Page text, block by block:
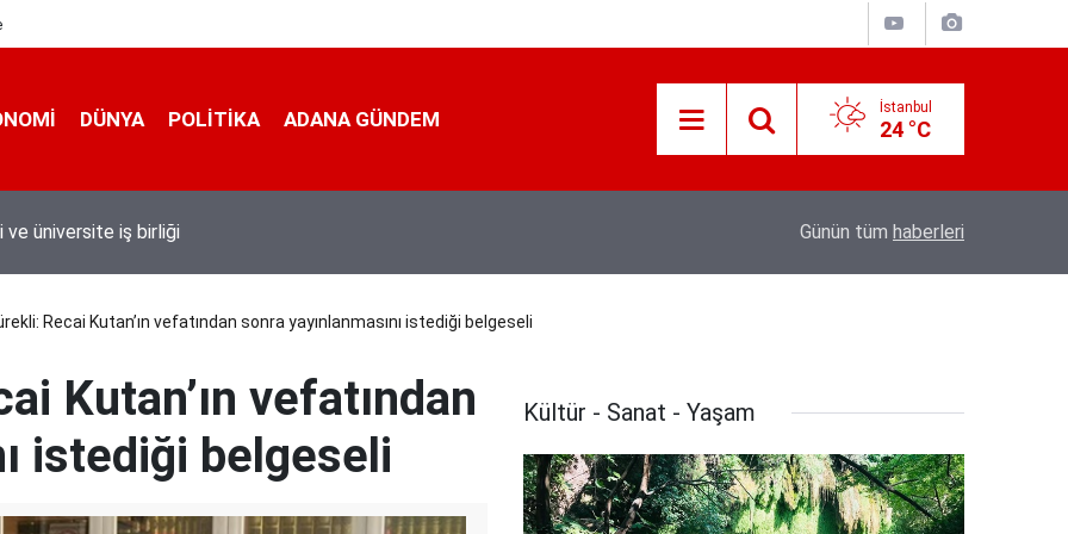
DÜNYA POLİTİKA ADANA GÜNDEM İstanbul
24 °C
yeni plaka ihalesine tepki gösterdi
Danişma Merkezini Ziyaret Etti
Günün tüm haberleri
Recai Kutan’ın vefatından sonra yayınlanmasını istediği belgeseli
Kutan’ın vefatından
istediği belgeseli
Kültür - Sanat - Yaşam